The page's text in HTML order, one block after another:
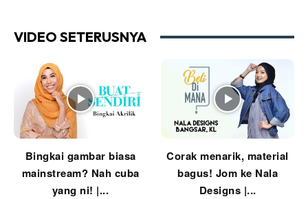
Destinasi
Hartanah
High Rise
Beli Di Mana
Buat Sendiri
VIDEO SETERUSNYA
Bingkai gambar biasa
mainstream? Nah cuba
yang ni! |...
Corak menarik, material
bagus! Jom ke Nala
Designs |...